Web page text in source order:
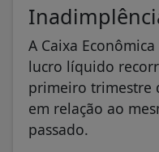
A Caixa
lucro líquido
primeiro trimestre
em relação ao
passado.